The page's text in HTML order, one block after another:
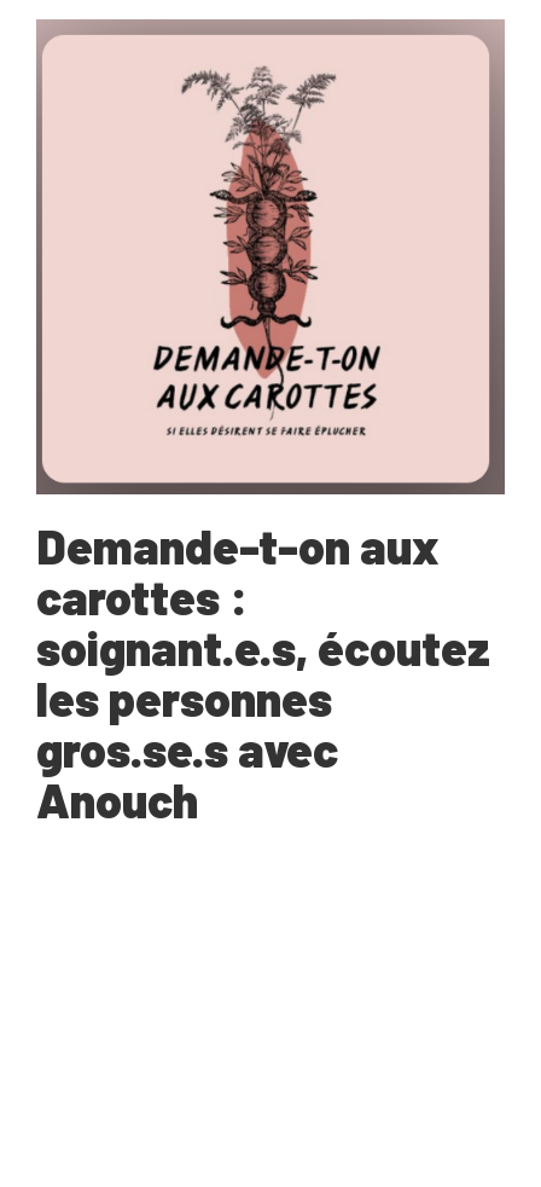
Demande-t-on aux
carottes :
soignant.e.s, écoutez
les personnes
gros.se.s avec
Anouch